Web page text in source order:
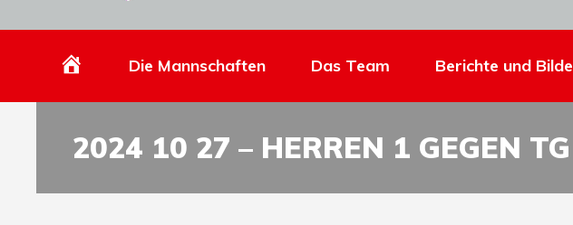
HomepageDie Mannschaften Das Team Berichte und
2024 10 27 – HERREN 1 GEGEN